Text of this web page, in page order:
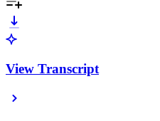
View Transcript